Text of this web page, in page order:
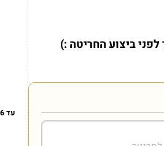
ביצוע החריטה :)
עד 6 ימי עסקים, בדר"כ מגיע קודם :)